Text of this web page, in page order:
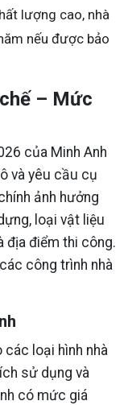
lượng cao, nhà
nếu được bảo
– Mức
của Minh Anh
và yêu cầu cụ
ảnh hưởng
loại vật liệu
địa điểm thi công.
công trình nhà
loại hình nhà
sử dụng và
có mức giá